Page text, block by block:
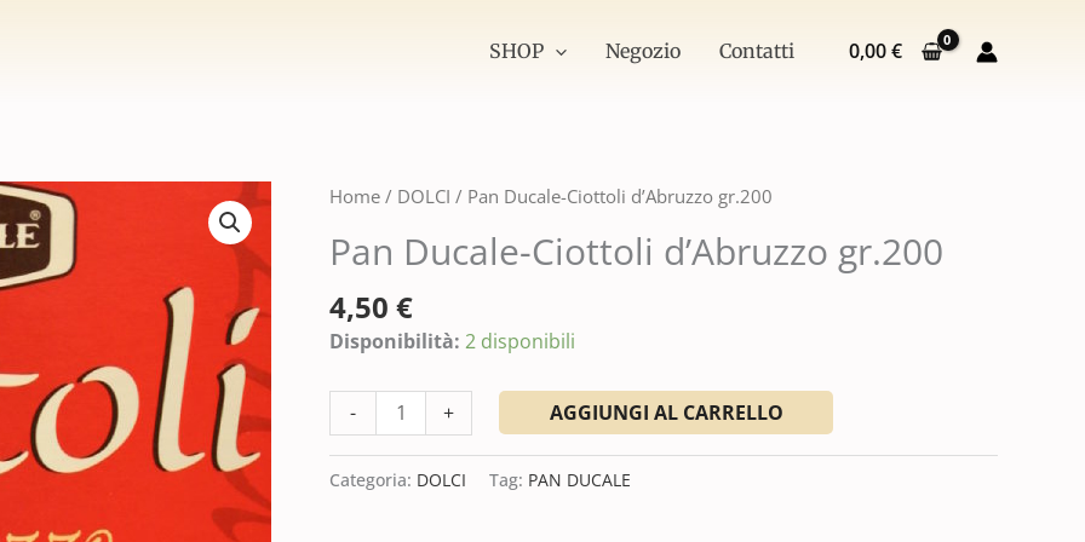
SHOP Negozio Contatti 0,00€
Home / DOLCI / Pan Ducale-Ciottoli d’Abruzzo gr.200
Pan Ducale-Ciottoli d’Abruzzo gr.200
4,50 €
Disponibilità: 2 disponibili
-
Pan
Ciottoli
gr.200
quantità
+ AGGIUNGI AL CARRELLO
Categoria: DOLCI Tag: PAN DUCALE
gr.200